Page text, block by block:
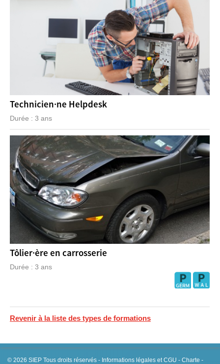
Technicien·ne Helpdesk
Durée : 3 ans
Tôlier·ère en carrosserie
Durée : 3 ans
Revenir à la liste des types de formations
© 2026 SIEP Tous droits réservés - Informations légales et CGU - Charte -